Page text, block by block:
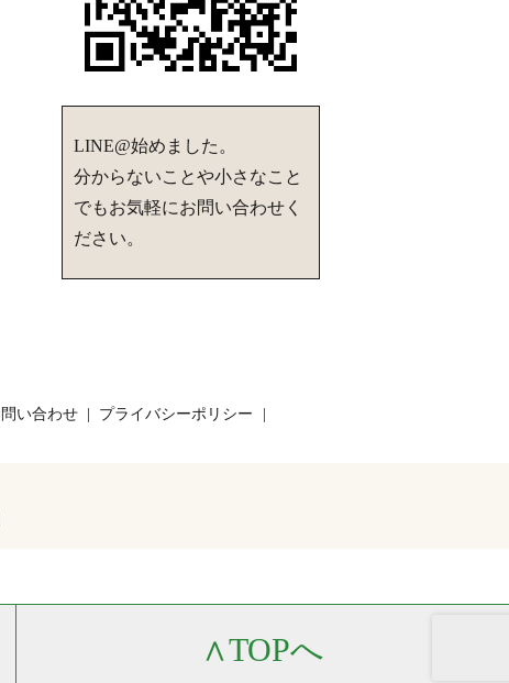
LINE@始めました。
分からないことや小さなこと
でもお気軽にお問い合わせく
ださい。
∧TOPへ
い合わせ
プライバシーポリシー